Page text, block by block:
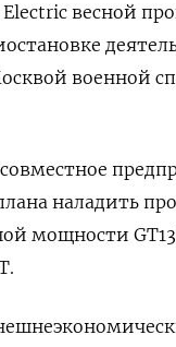
весной
военной
наладить
мощности